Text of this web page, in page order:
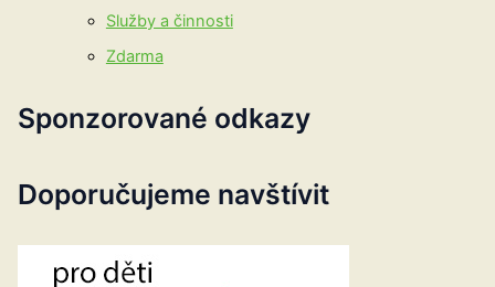
Služby a činnosti
Zdarma
Sponzorované odkazy
Doporučujeme navštívit